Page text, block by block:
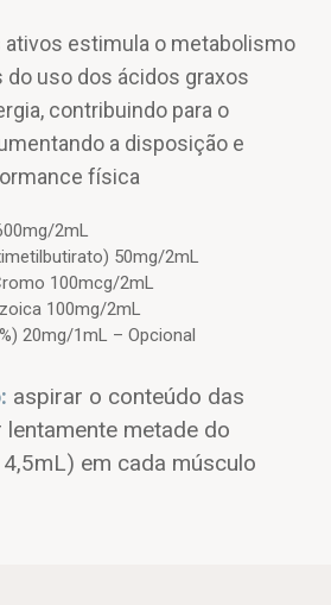
ativos estimula o metabolismo
uso dos ácidos graxos
contribuindo para o
a disposição e
física
2mL
50mg/2mL
100mcg/2mL
100mg/2mL
20mg/1mL – Opcional
aspirar o conteúdo das
metade do
em cada músculo